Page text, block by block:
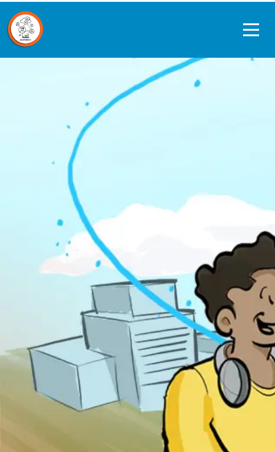
Data journeys
Quickscan Studiedata
Referentiekader privacy en ethiek
Over ons
Contact